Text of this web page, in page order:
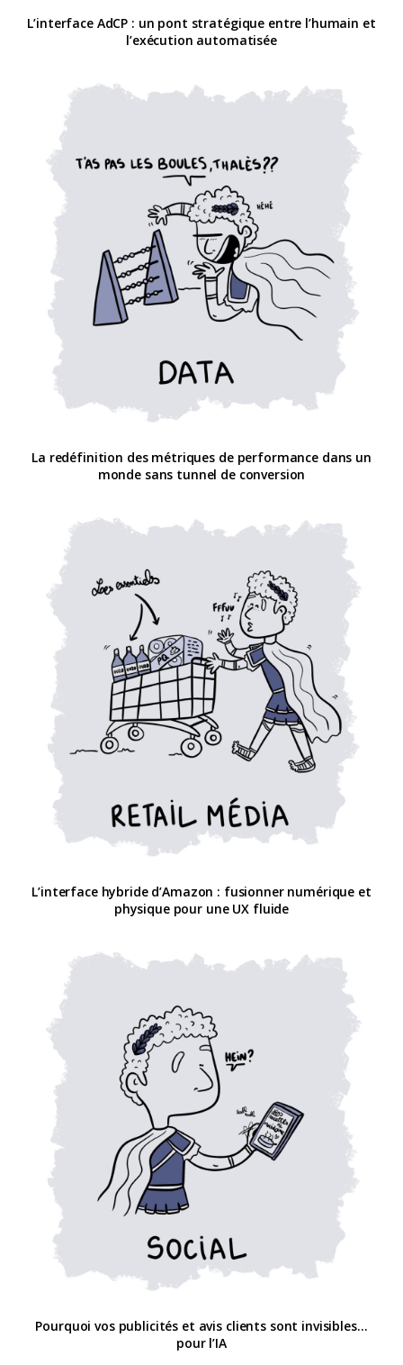
L’interface AdCP : un pont stratégique entre l’humain et
l’exécution automatisée
La redéfinition des métriques de performance dans un
monde sans tunnel de conversion
L’interface hybride d’Amazon : fusionner numérique et
physique pour une UX fluide
Pourquoi vos publicités et avis clients sont invisibles…
pour l’IA